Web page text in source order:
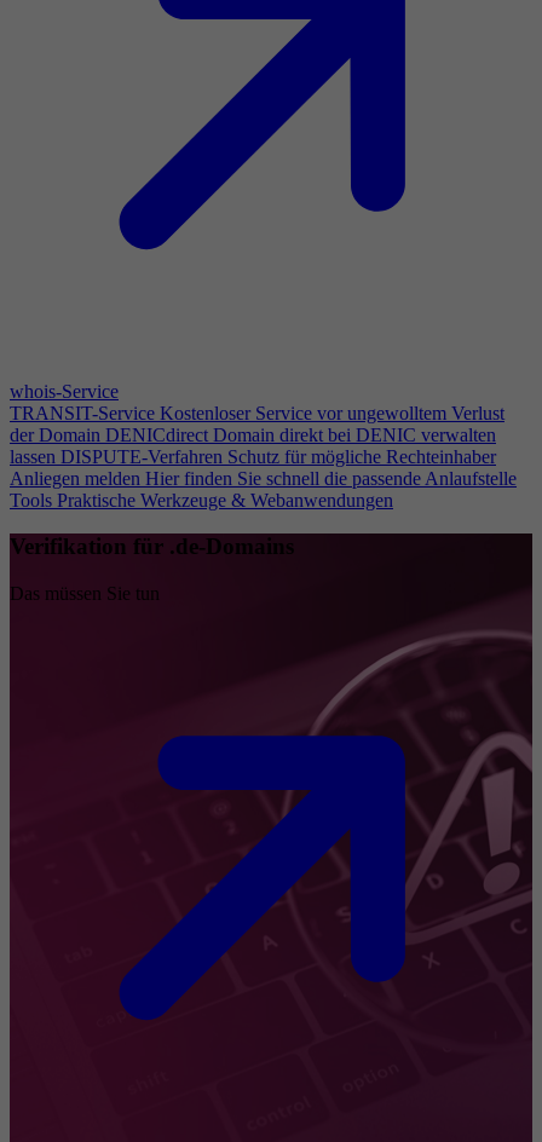
whois-Service
TRANSIT-Service Kostenloser Service vor ungewolltem Verlust
der Domain DENICdirect Domain direkt bei DENIC verwalten
lassen DISPUTE-Verfahren Schutz für mögliche Rechteinhaber
Anliegen melden Hier finden Sie schnell die passende Anlaufstelle
Tools Praktische Werkzeuge & Webanwendungen
Verifikation für .de-Domains
Das müssen Sie tun